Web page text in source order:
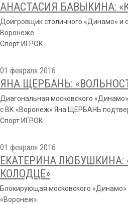
АНАСТАСИЯ БАВЫКИНА:
Доигровщик столичного «Динамо» и
Воронеже
Спорт ИГРОК
01 февраля 2016
ЯНА ЩЕРБАНЬ:
Диагональная московского
с ВК «Воронеж» Яна ЩЕРБАНЬ
Спорт ИГРОК
01 февраля 2016
ЕКАТЕРИНА
КОЛОДЦЕ»
Блокирующая московского
«Воронеж».